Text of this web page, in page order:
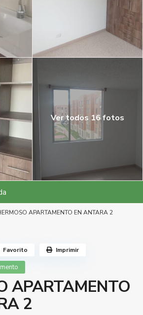
Ver todos 16 fotos
APARTAMENTO EN ANTARA 2
APARTAMENTO
2
Favorito Imprimir